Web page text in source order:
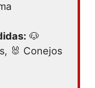
🐶
🐰 Conejos